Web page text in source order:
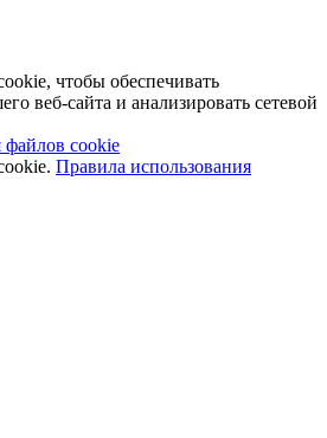
чтобы обеспечивать
веб-сайта и анализировать сетевой
файлов cookie
Правила использования